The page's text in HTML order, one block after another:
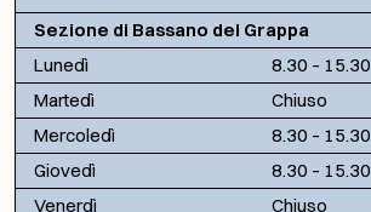
Sezione di Bassano del Grappa
Lunedì
8.30 – 15.30
Martedì
Chiuso
Mercoledì
8.30 – 15.30
Giovedì
8.30 – 15.30
Venerdì
Chiuso